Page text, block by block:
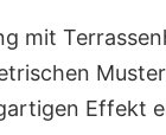
mit
Effekt